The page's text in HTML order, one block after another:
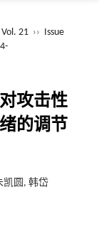
21 ›› Issue
攻击性
的调节
凯圆, 韩岱